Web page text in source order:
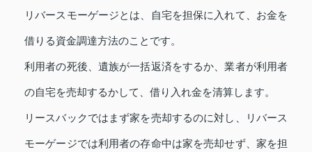
リバースモーゲージとは、自宅を担保に入れて、お金を
借りる資金調達方法のことです。
利用者の死後、遺族が一括返済をするか、業者が利用者
の自宅を売却するかして、借り入れ金を清算します。
リースバックではまず家を売却するのに対し、リバース
モーゲージでは利用者の存命中は家を売却せず、家を担